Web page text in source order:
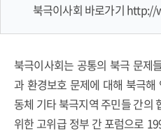
북극이사회 바로가기 http://
북극이사회는 공통의 북극 문제
과 환경보호 문제에 대해 북극
동체 기타 북극지역 주민들 간의
위한 고위급 정부 간 포럼으로